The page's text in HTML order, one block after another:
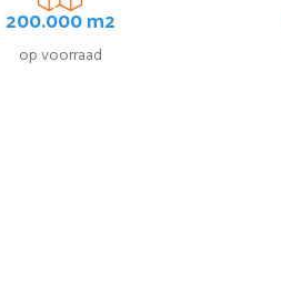
200.000 m2
op voorraad